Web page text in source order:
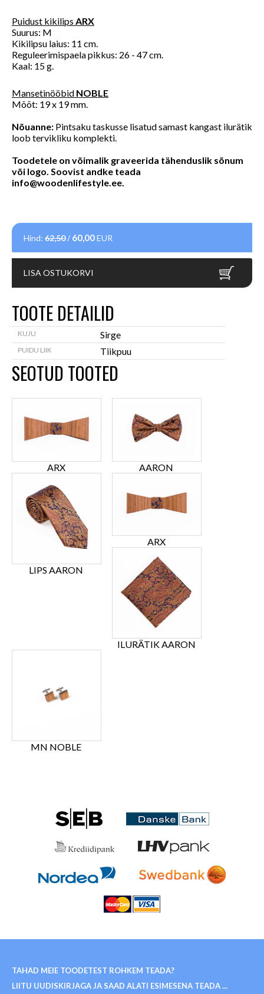
Puidust kikilips ARX
Suurus: M
Kikilipsu laius: 11 cm.
Reguleerimispaela pikkus: 26 - 47 cm.
Kaal: 15 g.
Mansetinööbid NOBLE
Mõõt: 19 x 19 mm.
Nõuanne: Pintsaku taskusse lisatud samast kangast ilurätik
loob tervikliku komplekti.
Toodetele on võimalik graveerida tähenduslik sõnum
või logo. Soovist andke teada
info@woodenlifestyle.ee.
Hind: 62,50/ 60,00EUR
LISA OSTUKORVI
TOOTE DETAILID
KUJU Sirge
PUIDU LIIK Tiikpuu
SEOTUD TOOTED
ARX AARON
LIPS AARON
ARX
ILURÄTIK AARON
MN NOBLE
TAHAD MEIE TOODETEST ROHKEM TEADA?
LIITU UUDISKIRJAGA JA SAAD ALATI ESIMESENA TEADA ...